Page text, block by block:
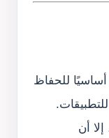
أساسيًا للحفاظ
أن